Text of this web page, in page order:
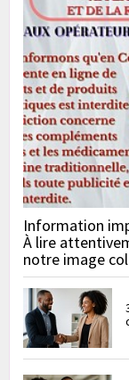
Information
À lire
notre image